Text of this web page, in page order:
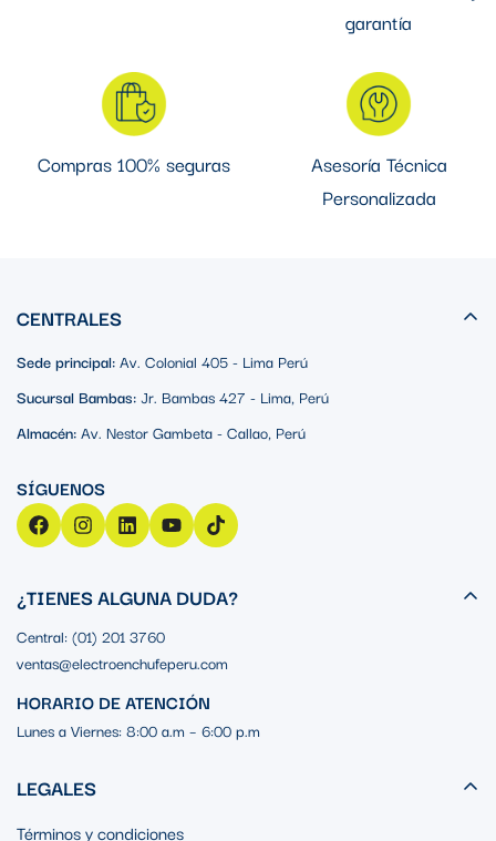
garantía
Compras 100% seguras
Asesoría Técnica
Personalizada
CENTRALES
Sede principal:Av. Colonial 405 - Lima Perú
Sucursal Bambas:Jr. Bambas 427 - Lima, Perú
Almacén:Av. Nestor Gambeta - Callao, Perú
¿TIENES ALGUNA DUDA?
Central: (01) 201 3760
ventas@electroenchufeperu.com
HORARIO DE ATENCIÓN
Lunes a Viernes: 8:00 a.m – 6:00 p.m
LEGALES
Términos y condiciones